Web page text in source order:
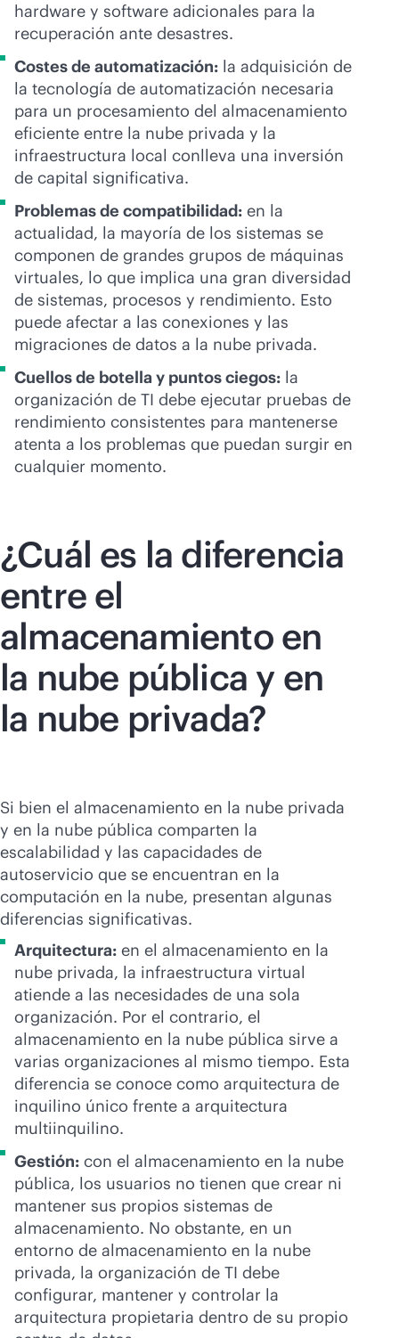
hardware y software adicionales para la
recuperación ante desastres.
Costes de automatización: la adquisición de
la tecnología de automatización necesaria
para un procesamiento del almacenamiento
eficiente entre la nube privada y la
infraestructura local conlleva una inversión
de capital significativa.
Problemas de compatibilidad: en la
actualidad, la mayoría de los sistemas se
componen de grandes grupos de máquinas
virtuales, lo que implica una gran diversidad
de sistemas, procesos y rendimiento. Esto
puede afectar a las conexiones y las
migraciones de datos a la nube privada.
Cuellos de botella y puntos ciegos: la
organización de TI debe ejecutar pruebas de
rendimiento consistentes para mantenerse
atenta a los problemas que puedan surgir en
cualquier momento.
¿Cuál es la diferencia
entre el
almacenamiento en
la nube pública y en
la nube privada?
Si bien el almacenamiento en la nube privada
y en la nube pública comparten la
escalabilidad y las capacidades de
autoservicio que se encuentran en la
computación en la nube, presentan algunas
diferencias significativas.
Arquitectura: en el almacenamiento en la
nube privada, la infraestructura virtual
atiende a las necesidades de una sola
organización. Por el contrario, el
almacenamiento en la nube pública sirve a
varias organizaciones al mismo tiempo. Esta
diferencia se conoce como arquitectura de
inquilino único frente a arquitectura
multiinquilino.
Gestión: con el almacenamiento en la nube
pública, los usuarios no tienen que crear ni
mantener sus propios sistemas de
almacenamiento. No obstante, en un
entorno de almacenamiento en la nube
privada, la organización de TI debe
configurar, mantener y controlar la
arquitectura propietaria dentro de su propio